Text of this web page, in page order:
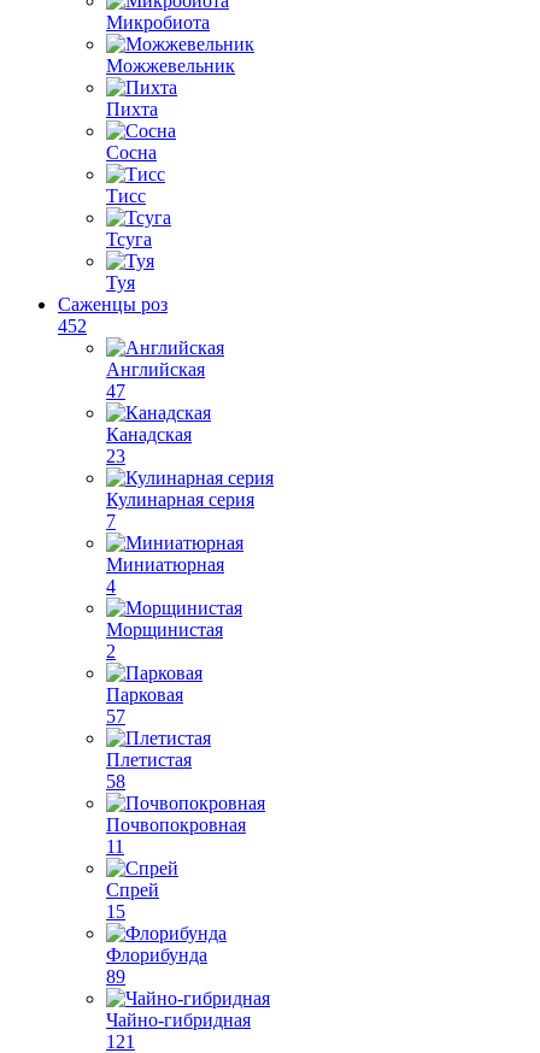
Микробиота
Можжевельник
Пихта
Сосна
Тисс
Тсуга
Туя
Саженцы роз
452
Английская
47
Канадская
23
Кулинарная серия
7
Миниатюрная
4
Морщинистая
2
Парковая
57
Плетистая
58
Почвопокровная
11
Спрей
15
Флорибунда
89
Чайно-гибридная
121